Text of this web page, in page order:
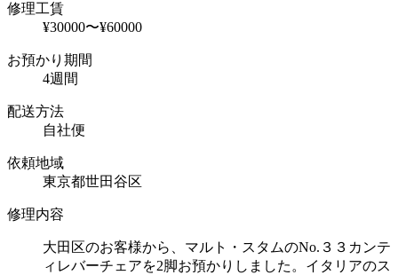
修理工賃
¥30000〜¥60000
お預かり期間
4週間
配送方法
自社便
依頼地域
東京都世田谷区
修理内容
大田区のお客様から、マルト・スタムのNo.３３ カンテ
ィレバーチェアを2脚お預かりしました。イタリアのス